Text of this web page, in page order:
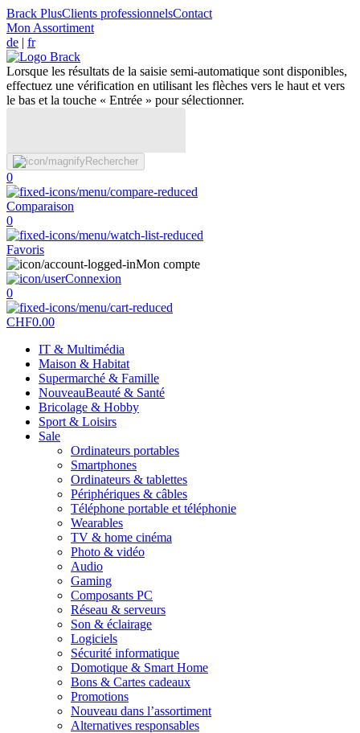
Brack PlusClients professionnelsContact
Mon Assortiment
de | fr
Lorsque les résultats de la saisie semi-automatique sont disponibles,
effectuez une vérification en utilisant les flèches vers le haut et vers
le bas et la touche « Entrée » pour sélectionner.
Rechercher
0
Comparaison
0
Favoris
Mon compte
Connexion
0
CHF0.00
IT & Multimédia
Maison & Habitat
Supermarché & Famille
NouveauBeauté & Santé
Bricolage & Hobby
Sport & Loisirs
Sale
Ordinateurs portables
Smartphones
Ordinateurs & tablettes
Périphériques & câbles
Téléphone portable et téléphonie
Wearables
TV & home cinéma
Photo & vidéo
Audio
Gaming
Composants PC
Réseau & serveurs
Son & éclairage
Logiciels
Sécurité informatique
Domotique & Smart Home
Bons & Cartes cadeaux
Promotions
Nouveau dans l’assortiment
Alternatives responsables